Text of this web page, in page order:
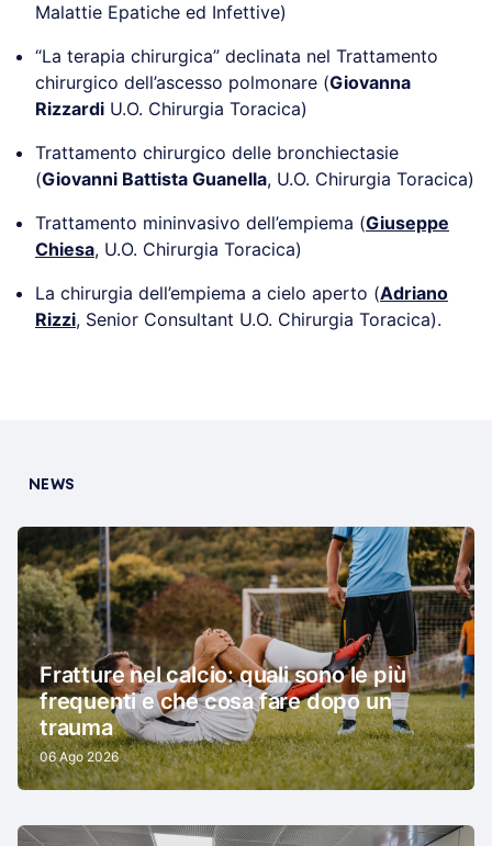
Malattie Epatiche ed Infettive)
“La terapia chirurgica” declinata nel Trattamento
chirurgico dell’ascesso polmonare (Giovanna
Rizzardi U.O. Chirurgia Toracica)
Trattamento chirurgico delle bronchiectasie
(Giovanni Battista Guanella, U.O. Chirurgia Toracica)
Trattamento mininvasivo dell’empiema (Giuseppe
Chiesa, U.O. Chirurgia Toracica)
La chirurgia dell’empiema a cielo aperto (Adriano
Rizzi, Senior Consultant U.O. Chirurgia Toracica).
NEWS
Fratture nel calcio: quali sono le più
frequenti e che cosa fare dopo un
trauma
06 Ago 2026